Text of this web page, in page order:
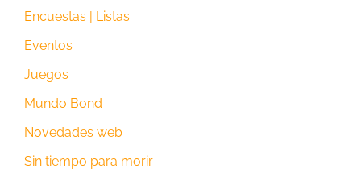
Encuestas | Listas
Eventos
Juegos
Mundo Bond
Novedades web
Sin tiempo para morir